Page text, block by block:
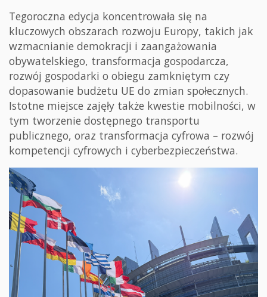
Tegoroczna edycja koncentrowała się na
kluczowych obszarach rozwoju Europy, takich jak
wzmacnianie demokracji i zaangażowania
obywatelskiego, transformacja gospodarcza,
rozwój gospodarki o obiegu zamkniętym czy
dopasowanie budżetu UE do zmian społecznych.
Istotne miejsce zajęły także kwestie mobilności, w
tym tworzenie dostępnego transportu
publicznego, oraz transformacja cyfrowa – rozwój
kompetencji cyfrowych i cyberbezpieczeństwa.